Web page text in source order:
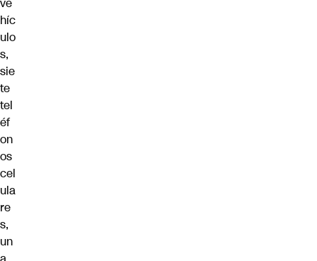
híc
ulo
s,
sie
te
tel
éf
on
os
cel
ula
re
s,
un